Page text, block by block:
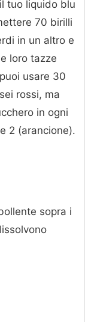
tuo liquido blu
70 birilli
in un altro e
loro tazze
usare 30
rossi, ma
in ogni
2 (arancione).
sopra i